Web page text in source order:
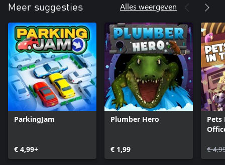
Meer suggesties Alles weergeven
ParkingJam
€ 4,99+
Plumber Hero
€ 1,99
Pets
€